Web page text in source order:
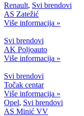
Renault, Svi brendovi
AS Zatežić
Više informacija »
Svi brendovi
AK Poljoauto
Više informacija »
Svi brendovi
Točak centar
Više informacija »
Opel, Svi brendovi
AS Minić VV